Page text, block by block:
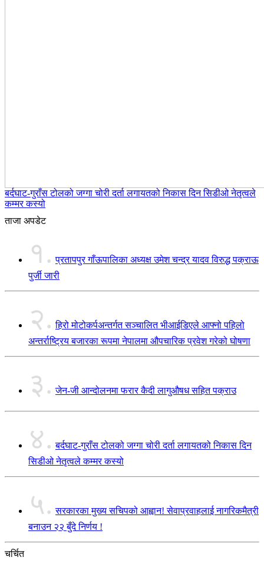
बर्दघाट-गुराँस टोलको जग्गा चोरी दर्ता लगायतको निकास दिन सिडीओ नेतृत्वले
कम्मर कस्यो
ताजा अपडेट
१. प्रतापपुर गाँऊपालिका अध्यक्ष उमेश चन्द्र यादव विरुद्ध पक्राऊ
पुर्जी जारी
२. हिरो मोटोकर्पअन्तर्गत सञ्चालित भीआईडिएले आफ्नो पहिलो
अन्तर्राष्ट्रिय बजारका रूपमा नेपालमा औपचारिक प्रवेश गरेको घोषणा
३. जेन-जी आन्दोलनमा फरार कैदी लागुऔषध सहित पक्राउ
४. बर्दघाट-गुराँस टोलको जग्गा चोरी दर्ता लगायतको निकास दिन
सिडीओ नेतृत्वले कम्मर कस्यो
५. सरकारका मुख्य सचिपको आह्वान! सेवाप्रवाहलाई नागरिकमैत्री
बनाउन २२ बुँदे निर्णय !
चर्चित